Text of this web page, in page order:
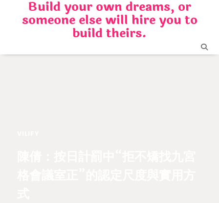
Build your own dreams, or
someone else will hire you to
build theirs.